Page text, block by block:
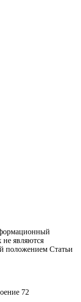
не являются
положением Статьи
72